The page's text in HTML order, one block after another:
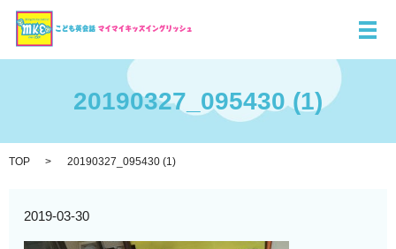
メ
20190327_095430 (1)
TOP 20190327_095430 (1)
2019-03-30